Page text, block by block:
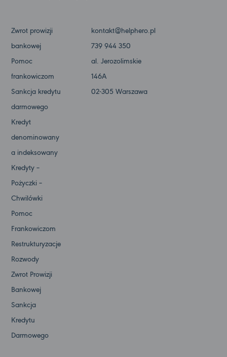
Zwrot prowizji
bankowej
Pomoc
frankowiczom
Sankcja kredytu
darmowego
Kredyt
denominowany
a indeksowany
Kredyty –
Pożyczki –
Chwilówki
Pomoc
Frankowiczom
Restrukturyzacje
Rozwody
Zwrot Prowizji
Bankowej
Sankcja
Kredytu
Darmowego
kontakt@helphero.pl
739 944 350
al. Jerozolimskie
146A
02-305 Warszawa